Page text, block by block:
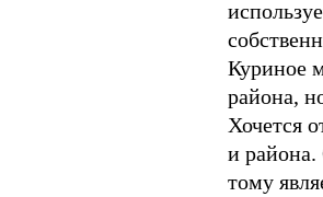
Куриное
района,
Хочется
и района.
тому